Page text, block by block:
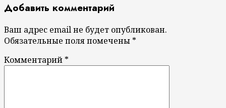
Добавить комментарий
Ваш адрес email не будет опубликован.
Обязательные поля помечены *
Комментарий *